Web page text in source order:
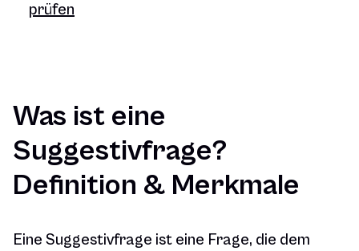
prüfen
Was ist eine
Suggestivfrage?
Definition & Merkmale
Eine Suggestivfrage ist eine Frage, die dem